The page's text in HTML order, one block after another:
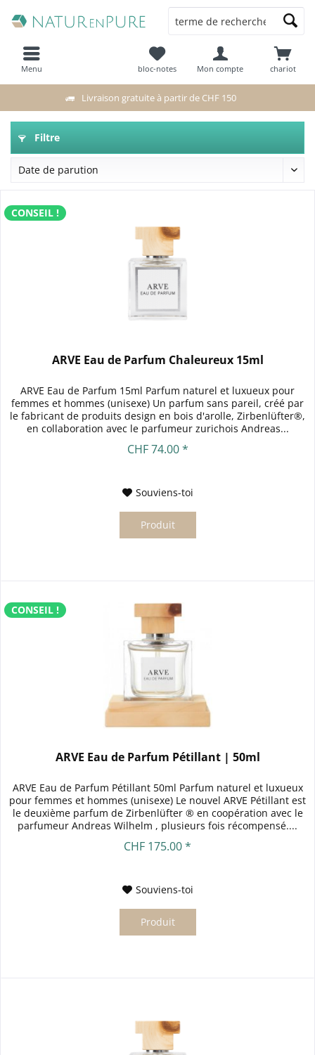
Livraison gratuite à partir de CHF 150
chariot
bloc-notes Mon compte
Menu
Filtre
CONSEIL !
ARVE Eau de Parfum Chaleureux 15ml
ARVE Eau de Parfum 15ml Parfum naturel et luxueux pour
femmes et hommes (unisexe) Un parfum sans pareil, créé par
le fabricant de produits design en bois d'arolle, Zirbenlüfter®,
en collaboration avec le parfumeur zurichois Andreas...
CHF 74.00 *
Souviens-toi
Produit
CONSEIL !
ARVE Eau de Parfum Pétillant | 50ml
ARVE Eau de Parfum Pétillant 50ml Parfum naturel et luxueux
pour femmes et hommes (unisexe) Le nouvel ARVE Pétillant est
le deuxième parfum de Zirbenlüfter ® en coopération avec le
parfumeur Andreas Wilhelm , plusieurs fois récompensé....
CHF 175.00 *
Souviens-toi
Produit